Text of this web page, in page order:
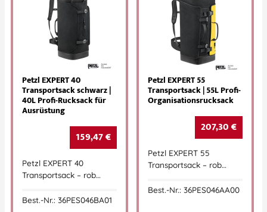
Petzl EXPERT 40
Transportsack schwarz |
40L Profi-Rucksack für
Ausrüstung
159,47€
Petzl EXPERT 40
Transportsack – rob…
Best.-Nr.: 36PES046BA01
Petzl EXPERT 55
Transportsack | 55L Profi-
Organisationsrucksack
207,30€
Petzl EXPERT 55
Transportsack – rob…
Best.-Nr.: 36PES046AA00